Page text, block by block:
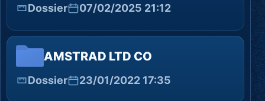
Dossier 07/02/2025 21:12
AMSTRAD LTD CO
Dossier 23/01/2022 17:35